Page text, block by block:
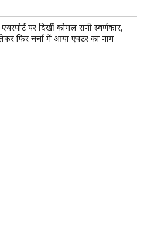
पर दिखीं कोमल रानी स्वर्णकार,
लेकर फिर चर्चा में आया एक्टर का नाम